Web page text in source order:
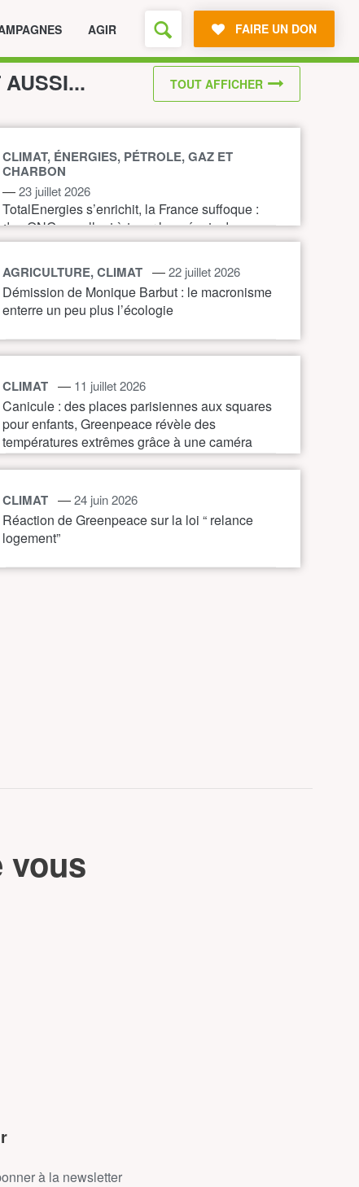
AGIR FAIRE UN DON
AUSSI...
CLIMAT, ÉNERGIES, PÉTROLE, GAZ ET
CHARBON
—23 juillet 2026
TotalEnergies s’enrichit, la France suffoque :
des ONG appellent à taxer les géants du
pétrole et du gaz pour financer l’action
AGRICULTURE, CLIMAT —22 juillet 2026
Démission de Monique Barbut : le macronisme
enterre un peu plus l’écologie
CLIMAT — 11 juillet 2026
Canicule : des places parisiennes aux squares
pour enfants, Greenpeace révèle des
températures extrêmes grâce à une caméra
thermique
CLIMAT —24 juin 2026
Réaction de Greenpeace sur la loi “ relance
logement”
TOUT AFFICHER
vous
à la newsletter